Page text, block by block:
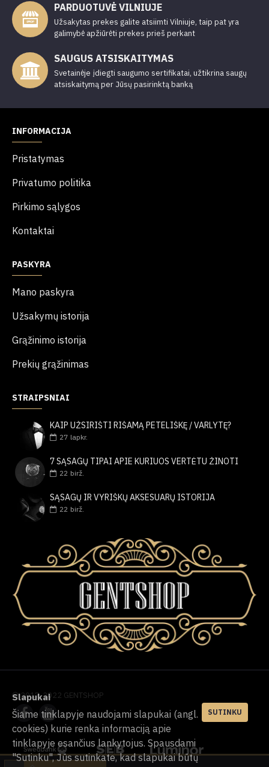
PARDUOTUVĖ VILNIUJE
Užsakytas prekes galite atsiimti Vilniuje, taip pat yra
galimybė apžiūrėti prekes prieš perkant
SAUGUS ATSISKAITYMAS
Svetainėje įdiegti saugumo sertifikatai, užtikrina saugų
atsiskaitymą per Jūsų pasirinktą banką
INFORMACIJA
Pristatymas
Privatumo politika
Pirkimo sąlygos
Kontaktai
PASKYRA
Mano paskyra
Užsakymų istorija
Grąžinimo istorija
Prekių grąžinimas
STRAIPSNIAI
KAIP UŽSIRIŠTI RIŠAMĄ PETELIŠKĘ / VARLYTĘ?
27 lapkr.
7 SĄSAGŲ TIPAI APIE KURIUOS VERTĖTU ŽINOTI
22 birž.
SĄSAGŲ IR VYRIŠKŲ AKSESUARŲ ISTORIJA
22 birž.
© 2017-2022 GENTSHOP
SUTINKU
Slapukai
Šiame tinklapyje naudojami slapukai (angl.
cookies) kurie renka informaciją apie
tinklapyje esančius lankytojus. Spausdami
"Sutinku", Jūs sutinkate, kad slapukai būtų